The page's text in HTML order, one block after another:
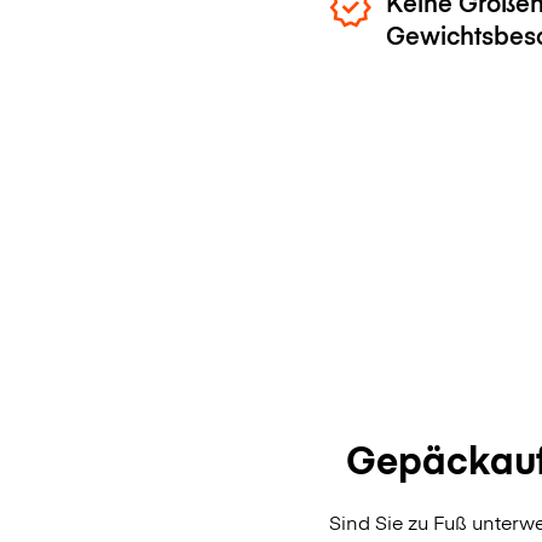
Sind Sie zu Fuß